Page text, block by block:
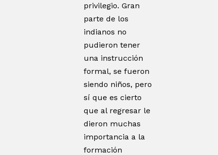
privilegio. Gran
parte de los
indianos no
pudieron tener
una instrucción
formal, se fueron
siendo niños, pero
sí que es cierto
que al regresar le
dieron muchas
importancia a la
formación